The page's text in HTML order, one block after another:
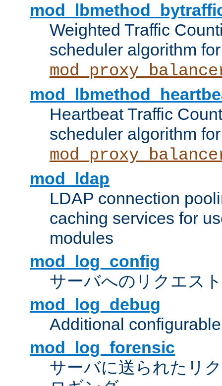
Weighted Traffic
scheduler algorithm for
Heartbeat Traffic
scheduler algorithm for
mod_ldap
LDAP connection
caching services for
modules
mod_log_config
サーバへのリクエス
mod_log_debug
Additional
mod_log_forensic
サーバに送られたリ